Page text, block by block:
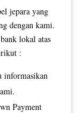
jepara yang
dengan kami.
lokal atas
:
informasikan
Payment